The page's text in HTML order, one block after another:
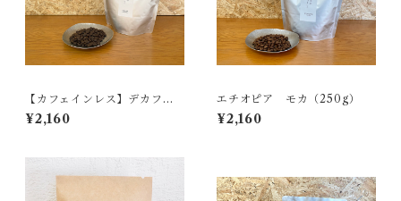
【カフェインレス】デカフェ
（250g）
¥2,160
エチオピア モカ（250g）
¥2,160